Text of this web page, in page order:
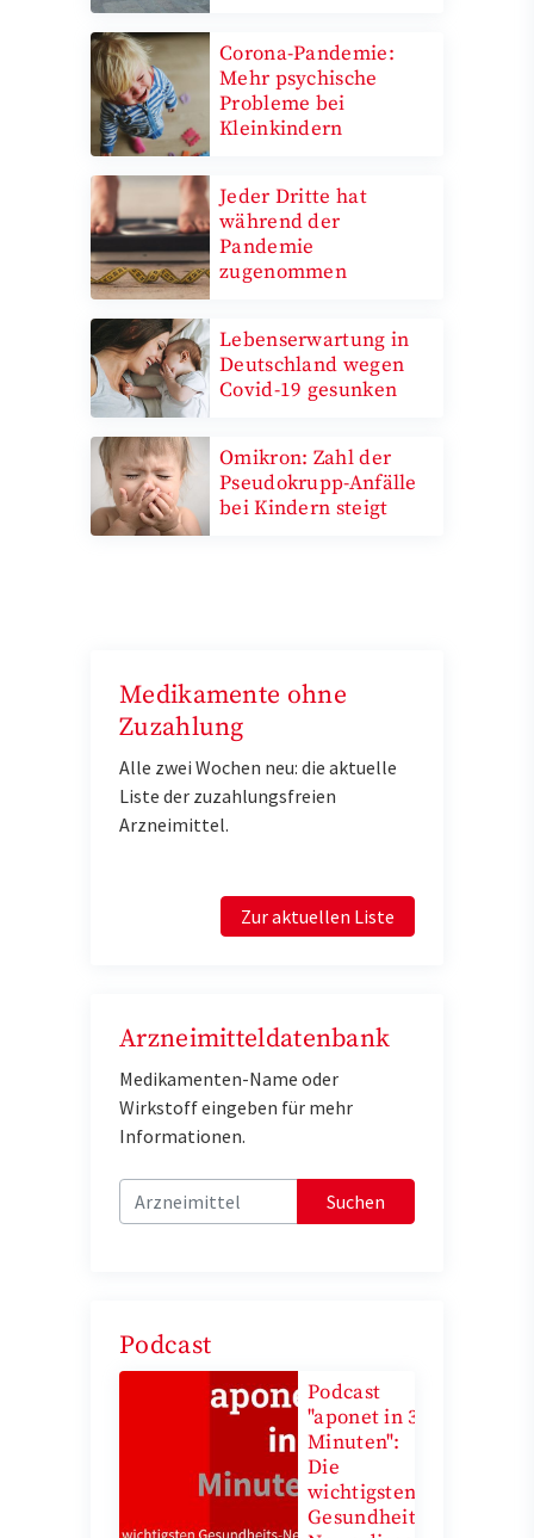
Corona-Pandemie:
Mehr psychische
Probleme bei
Kleinkindern
Jeder Dritte hat
während der
Pandemie
zugenommen
Lebenserwartung in
Deutschland wegen
Covid-19 gesunken
Omikron: Zahl der
Pseudokrupp-Anfälle
bei Kindern steigt
Medikamente ohne
Zuzahlung
Alle zwei Wochen neu: die aktuelle
Liste der zuzahlungsfreien
Arzneimittel.
Zur aktuellen Liste
Arzneimitteldatenbank
Medikamenten-Name oder
Wirkstoff eingeben für mehr
Informationen.
Suchen
Podcast
Podcast
"aponet in 3
Minuten":
Die
wichtigsten
Gesundheits-